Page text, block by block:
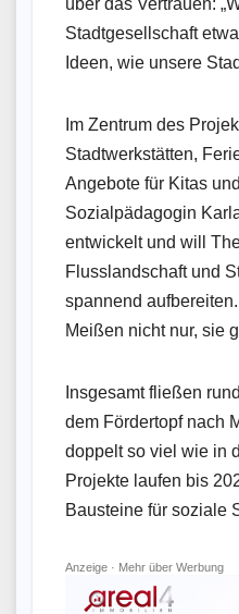
über das Vertrauen:
Stadtgesellschaft
Ideen, wie unsere
Im Zentrum des
Stadtwerkstätten,
Angebote für Kitas
Sozialpädagogin
entwickelt und will
Flusslandschaft und
spannend
Meißen nicht nur, sie
Insgesamt fließen
dem Fördertopf nach
doppelt so viel wie in
Projekte laufen bis
Bausteine für soziale
Anzeige · Mehr über Werbung